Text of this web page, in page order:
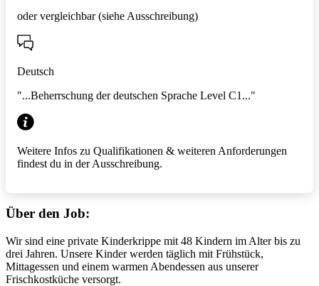
oder vergleichbar (siehe Ausschreibung)
Deutsch
"...Beherrschung der deutschen Sprache Level C1..."
Weitere Infos zu Qualifikationen & weiteren Anforderungen
findest du in der Ausschreibung.
Über den Job:
Wir sind eine private Kinderkrippe mit 48 Kindern im Alter bis zu
drei Jahren. Unsere Kinder werden täglich mit Frühstück,
Mittagessen und einem warmen Abendessen aus unserer
Frischkostküche versorgt.